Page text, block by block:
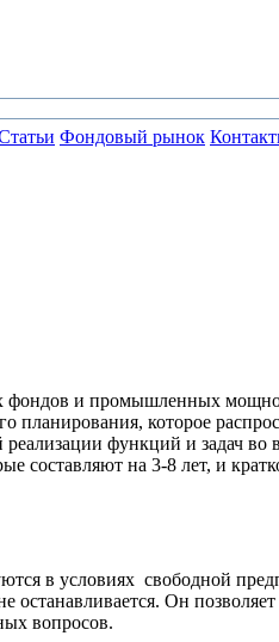
Фондовый рынок
фондов и промышленных
которое
реализации функций и задач
составляют на 3-8 лет, и
в условиях свободной
Он
вопросов.